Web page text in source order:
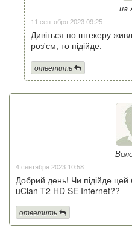
ua
11 сентября 2023 09:25
Дивіться по штекеру
роз'єм, то підійде.
ответить
4 сентября 2023 10:58
Добрий день! Чи підійде
uClan T2 HD SE Internet??
ответить